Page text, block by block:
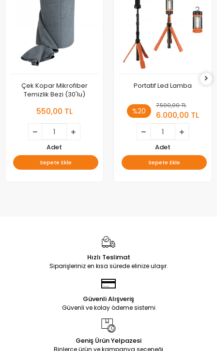
Çek Kopar Mikrofiber
Temizlik Bezi (30'lu)
550,00 TL
Adet
Sepete Ekle
Portatif Led Lamba
%20
7.500,00 TL
6.000,00 TL
Adet
Sepete Ekle
Hızlı Teslimat
Siparişleriniz en kısa sürede elinize ulaşır.
Güvenli Alışveriş
Güvenli ve kolay ödeme sistemi
Geniş Ürün Yelpazesi